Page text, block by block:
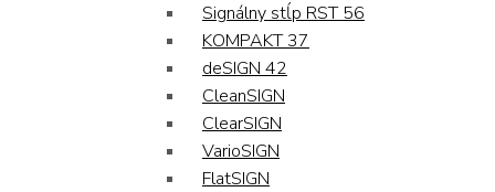
Signálny stĺp RST 56
KOMPAKT 37
deSIGN 42
CleanSIGN
ClearSIGN
VarioSIGN
FlatSIGN